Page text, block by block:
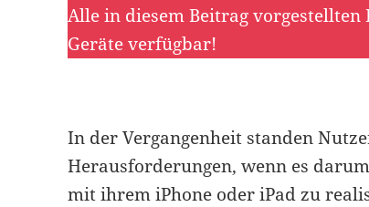
Alle in diesem Beitrag
Geräte verfügbar!
In der Vergangenheit standen
Herausforderungen, wenn es
mit ihrem iPhone oder iPad zu